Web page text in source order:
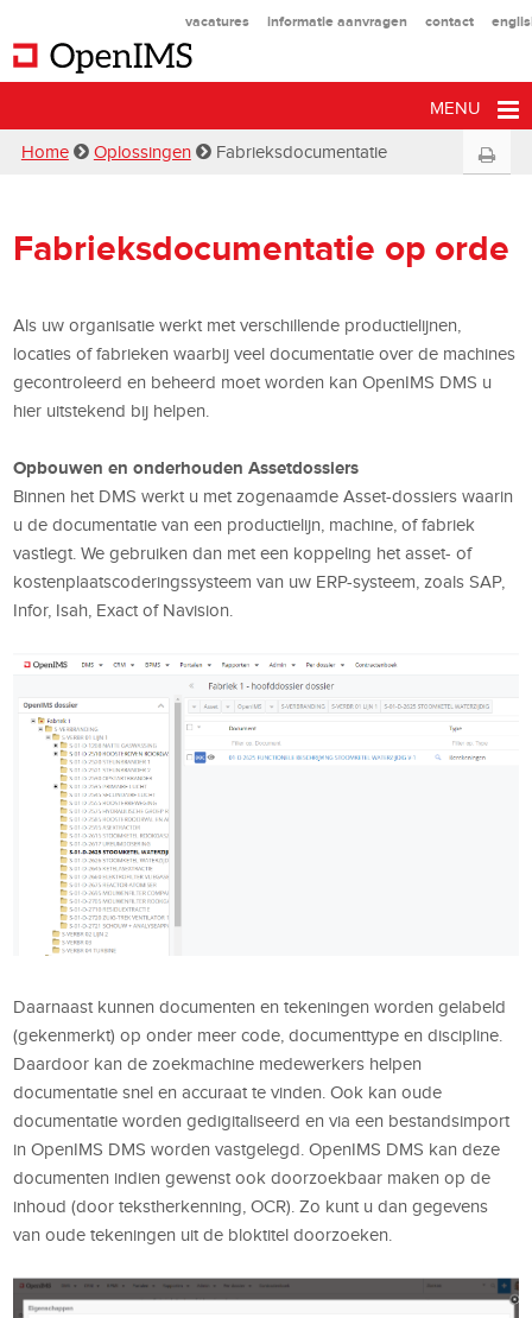
vacatures informatie aanvragen contact
MENU
Home Oplossingen Fabrieksdocumentatie
Fabrieksdocumentatie op orde
Als uw organisatie werkt met verschillende productielijnen,
locaties of fabrieken waarbij veel documentatie over de machines
gecontroleerd en beheerd moet worden kan OpenIMS DMS u
hier uitstekend bij helpen.
Opbouwen en onderhouden Assetdossiers
Binnen het DMS werkt u met zogenaamde Asset-dossiers waarin
u de documentatie van een productielijn, machine, of fabriek
vastlegt. We gebruiken dan met een koppeling het asset- of
kostenplaatscoderingssysteem van uw ERP-systeem, zoals SAP,
Infor, Isah, Exact of Navision.
Daarnaast kunnen documenten en tekeningen worden gelabeld
(gekenmerkt) op onder meer code, documenttype en discipline.
Daardoor kan de zoekmachine medewerkers helpen
documentatie snel en accuraat te vinden. Ook kan oude
documentatie worden gedigitaliseerd en via een bestandsimport
in OpenIMS DMS worden vastgelegd. OpenIMS DMS kan deze
documenten indien gewenst ook doorzoekbaar maken op de
inhoud (door tekstherkenning, OCR). Zo kunt u dan gegevens
van oude tekeningen uit de bloktitel doorzoeken.